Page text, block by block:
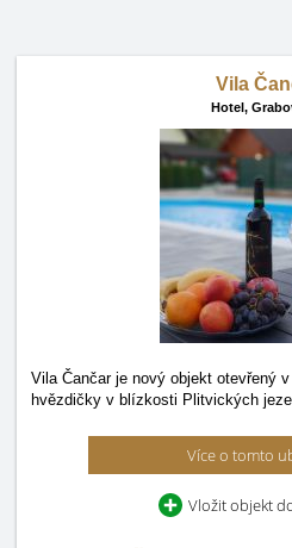
Vila
Hotel,
Vila Čančar je nový objekt otevřený
hvězdičky v blízkosti Plitvických
Více o tomto
Vložit objekt